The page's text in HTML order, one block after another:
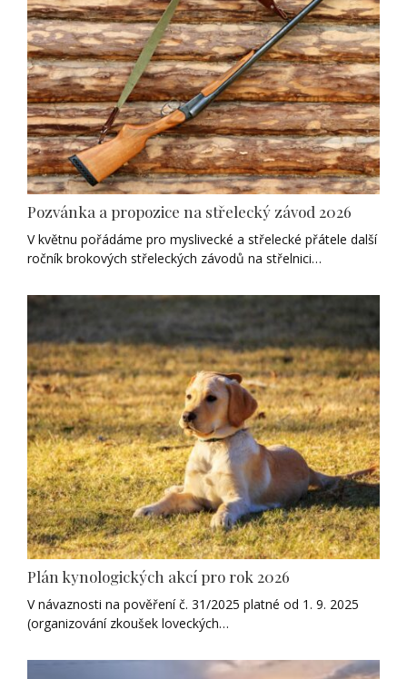
Pozvánka a propozice na střelecký závod 2026
V květnu pořádáme pro myslivecké a střelecké přátele další
ročník brokových střeleckých závodů na střelnici…
Plán kynologických akcí pro rok 2026
V návaznosti na pověření č. 31/2025 platné od 1. 9. 2025
(organizování zkoušek loveckých…